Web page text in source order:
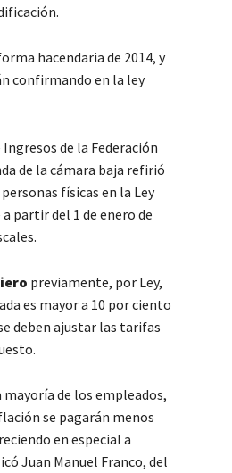
hacendaria de 2014, y
confirmando en la ley
de la Federación
de la cámara baja refirió
físicas en la Ley
partir del 1 de enero de
previamente, por Ley,
es mayor a 10 por ciento
deben ajustar las tarifas
de los empleados,
se pagarán menos
en especial a
Juan Manuel Franco, del